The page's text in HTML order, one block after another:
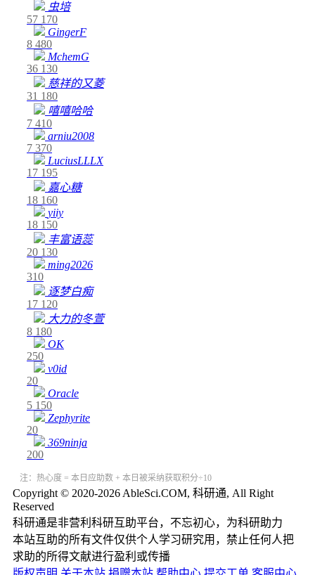
虫培
57 170
GingerF
8 480
MchemG
36 130
慈祥的又菱
31 180
嘻嘻哈哈
7 410
arniu2008
7 370
LuciusLLLX
17 195
嘉心糖
18 160
yiiy
18 150
丰富语蕊
20 130
ming2026
310
逐梦白痴
17 120
大力的冬萱
8 180
OK
250
v0id
20
Oracle
5 150
Zephyrite
20
369ninja
200
注：热心度 = 本日应助数 + 本日被采纳获取积分÷10
Copyright © 2020-2026 AbleSci.COM, 科研通, All Right
Reserved
科研通是非营利科研互助平台，不忘初心，为科研助力
本站互助的所有文件仅供个人学习研究用，禁止任何人把
求助的所得文献进行盈利或传播